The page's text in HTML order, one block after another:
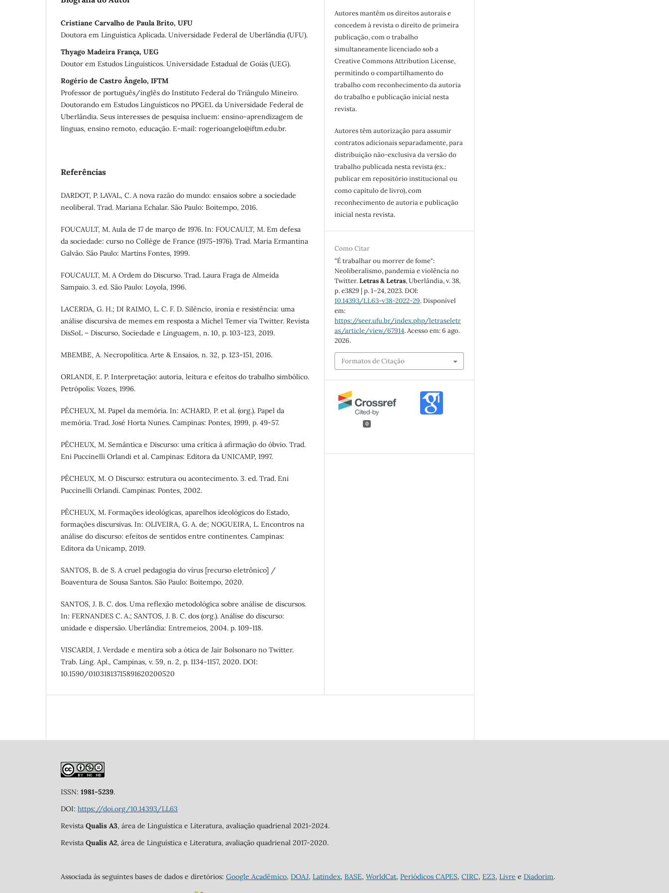
Cristiane Carvalho de Paula Brito, UFU
Doutora em Linguística Aplicada. Universidade Federal de Uberlândia (UFU).
Thyago Madeira França, UEG
Doutor em Estudos Linguísticos. Universidade Estadual de Goiás (UEG).
Rogério de Castro Ângelo, IFTM
Professor de português/inglês do Instituto Federal do Triângulo Mineiro.
Doutorando em Estudos Linguísticos no PPGEL da Universidade Federal de
Uberlândia. Seus interesses de pesquisa incluem: ensino-aprendizagem de
línguas, ensino remoto, educação. E-mail: rogerioangelo@iftm.edu.br.
Referências
DARDOT, P. LAVAL, C. A nova razão do mundo: ensaios sobre a sociedade
neoliberal. Trad. Mariana Echalar. São Paulo: Boitempo, 2016.
FOUCAULT, M. Aula de 17 de março de 1976. In: FOUCAULT, M. Em defesa
da sociedade: curso no Collège de France (1975-1976). Trad. Maria Ermantina
Galvão. São Paulo: Martins Fontes, 1999.
FOUCAULT, M. A Ordem do Discurso. Trad. Laura Fraga de Almeida
Sampaio. 3. ed. São Paulo: Loyola, 1996.
LACERDA, G. H.; DI RAIMO, L. C. F. D. Silêncio, ironia e resistência: uma
análise discursiva de memes em resposta a Michel Temer via Twitter. Revista
DisSoL – Discurso, Sociedade e Linguagem, n. 10, p. 103-123, 2019.
MBEMBE, A. Necropolítica. Arte & Ensaios, n. 32, p. 123-151, 2016.
ORLANDI, E. P. Interpretação: autoria, leitura e efeitos do trabalho simbólico.
Petrópolis: Vozes, 1996.
PÊCHEUX, M. Papel da memória. In: ACHARD, P. et al. (org.). Papel da
memória. Trad. José Horta Nunes. Campinas: Pontes, 1999, p. 49-57.
PÊCHEUX, M. Semântica e Discurso: uma crítica à afirmação do óbvio. Trad.
Eni Puccinelli Orlandi et al. Campinas: Editora da UNICAMP, 1997.
PÊCHEUX, M. O Discurso: estrutura ou acontecimento. 3. ed. Trad. Eni
Puccinelli Orlandi. Campinas: Pontes, 2002.
PÊCHEUX, M. Formações ideológicas, aparelhos ideológicos do Estado,
formações discursivas. In: OLIVEIRA, G. A. de; NOGUEIRA, L. Encontros na
análise do discurso: efeitos de sentidos entre continentes. Campinas:
Editora da Unicamp, 2019.
SANTOS, B. de S. A cruel pedagogia do vírus [recurso eletrônico] /
Boaventura de Sousa Santos. São Paulo: Boitempo, 2020.
SANTOS, J. B. C. dos. Uma reflexão metodológica sobre análise de discursos.
In: FERNANDES C. A.; SANTOS, J. B. C. dos (org.). Análise do discurso:
unidade e dispersão. Uberlândia: Entremeios, 2004. p. 109-118.
VISCARDI, J. Verdade e mentira sob a ótica de Jair Bolsonaro no Twitter.
Trab. Ling. Apl., Campinas, v. 59, n. 2, p. 1134-1157, 2020. DOI:
10.1590/01031813715891620200520
Autores mantêm os direitos autorais e
concedem à revista o direito de primeira
publicação, com o trabalho
simultaneamente licenciado sob a
Creative Commons Attribution License,
permitindo o compartilhamento do
trabalho com reconhecimento da autoria
do trabalho e publicação inicial nesta
revista.
Autores têm autorização para assumir
contratos adicionais separadamente, para
distribuição não-exclusiva da versão do
trabalho publicada nesta revista (ex.:
publicar em repositório institucional ou
como capítulo de livro), com
reconhecimento de autoria e publicação
inicial nesta revista.
Como Citar
“É trabalhar ou morrer de fome":
Neoliberalismo, pandemia e violência no
Twitter.Letras & Letras, Uberlândia, v. 38,
p. e3829 | p. 1–24, 2023. DOI:
10.14393/LL63-v38-2022-29. Disponível
em:
https://seer.ufu.br/index.php/letraseletr
as/article/view/67914. Acesso em: 6 ago.
2026.
Formatos de Citação
0
ISSN: 1981-5239.
DOI: https://doi.org/10.14393/LL63
Revista Qualis A3, área de Linguística e Literatura, avaliação quadrienal 2021-2024.
Revista Qualis A2, área de Linguística e Literatura, avaliação quadrienal 2017-2020.
Associada às seguintes bases de dados e diretórios: Google Acadêmico, DOAJ, Latindex, BASE, WorldCat, Periódicos CAPES, CIRC, EZ3, Livre e Diadorim.